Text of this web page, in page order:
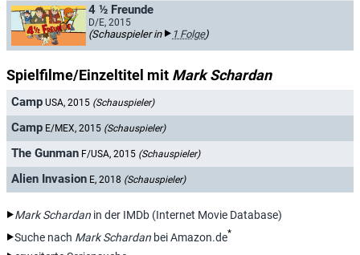
4 ½ Freunde
D/E, 2015
(Schauspieler in 1 Folge)
Spielfilme/Einzeltitel mit Mark Schardan
Camp USA, 2015 (Schauspieler)
Camp E/MEX, 2015 (Schauspieler)
The Gunman F/USA, 2015 (Schauspieler)
Alien Invasion E, 2018 (Schauspieler)
Mark Schardan in der IMDb (Internet Movie Database)
Suche nach Mark Schardan bei Amazon.de*